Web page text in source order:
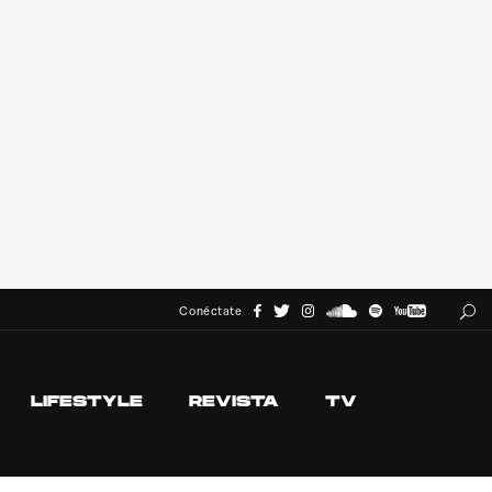
Conéctate
LIFESTYLE REVISTA TV